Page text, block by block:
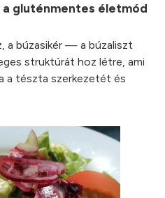
gluténmentes életmód
a búzasikér — a búzaliszt
struktúrát hoz létre, ami
a tészta szerkezetét és